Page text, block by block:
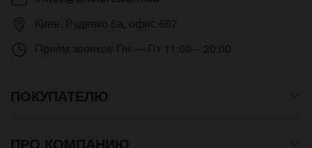
ПОКУПАТЕЛЮ
ПРО КОМПАНИЮ